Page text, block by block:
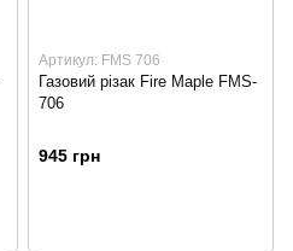
Артикул: FMS 706
Газовий різак Fire Maple FMS-
706
945 грн